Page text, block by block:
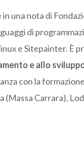
in una nota di
di
e Sitepainter. È
e allo
con la
Carrara),